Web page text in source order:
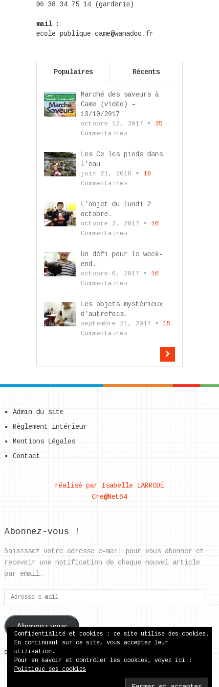
06 38 34 75 14 (garderie)
mail :
ecole-publique-came@wanadoo.fr
Populaires Récents
Marché des saveurs à
Came (vidéo) –
13/10/2017
octobre 12, 2017 • 35
Commentaires
Les Ce les pieds dans
l’eau
juin 21, 2018 • 18
Commentaires
L’objet du lundi 2
octobre.
octobre 2, 2017 • 16
Commentaires
Un défi pour le week-
end.
octobre 6, 2017 • 16
Commentaires
Les objets mystérieux
d’autrefois.
septembre 21, 2017 • 15
Commentaires
Admin du site
Règlement intérieur
Mentions Légales
Contact
réalisé par Isabelle LARRODÉ
Cre@Net64
Abonnez-vous !
Saisissez votre adresse e-mail pour vous abonner et
recevoir une notification de chaque nouvel article
par email.
Adresse
e-
mail
Abonnez-vous
Rejoignez les 37 autres abonnés
Copyright © 2026.
Confidentialité et cookies : ce site utilise des cookies.
En continuant sur ce site, vous acceptez leur
utilisation.
Pour en savoir et contrôler les cookies, voyez ici :
Politique des cookies